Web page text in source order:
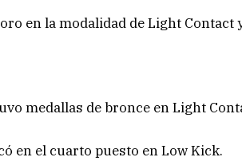
en la modalidad de Light Contact
medallas de bronce en Light
en el cuarto puesto en Low Kick.